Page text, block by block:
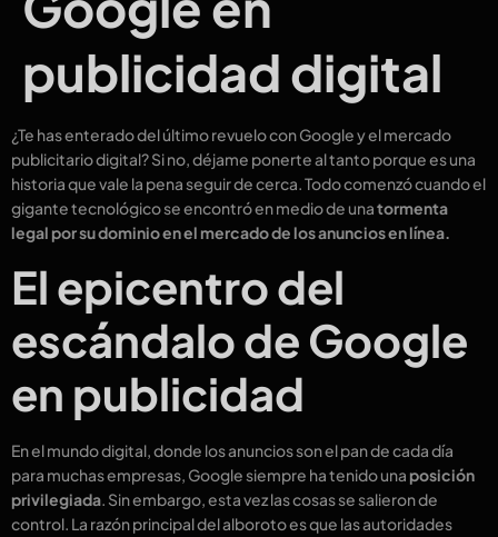
publicidad digital
¿Te has enterado del último revuelo con Google y el mercado
publicitario digital? Si no, déjame ponerte al tanto porque es una
historia que vale la pena seguir de cerca. Todo comenzó cuando el
gigante tecnológico se encontró en medio de unatormenta
legal por su dominio en el mercado de los anuncios en línea.
El epicentro del
escándalo de Google
en publicidad
En el mundo digital, donde los anuncios son el pan de cada día
para muchas empresas, Google siempre ha tenido una posición
privilegiada. Sin embargo, esta vez las cosas se salieron de
control. La razón principal del alboroto es que las autoridades